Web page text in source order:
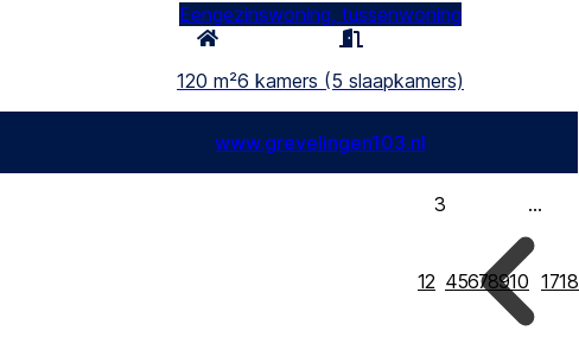
Eengezinswoning, tussenwoning
120 m²6 kamers (5 slaapkamers)
www.grevelingen103.nl
12
3
45678910
...
1718